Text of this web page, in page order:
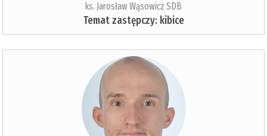
ks. Jarosław Wąsowicz SDB
Temat zastępczy: kibice